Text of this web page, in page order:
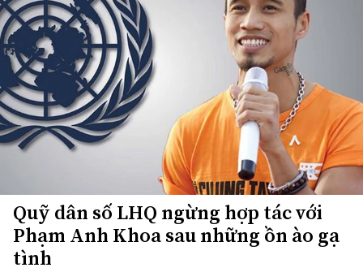
Quỹ dân số LHQ ngừng hợp tác với
Phạm Anh Khoa sau những ồn ào gạ
tình